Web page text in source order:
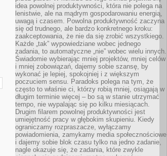
idea powolnej produktywności, która nie polega na
lenistwie, ale na mądrym gospodarowaniu energią,
uwagą i czasem. Powolna produktywność zaczyna
się od trudnego, ale bardzo konkretnego kroku:
zaakceptowania, że nie da się zrobić wszystkiego.
Każde „tak” wypowiedziane wobec jednego
zadania, to automatyczne „nie” wobec wielu innych.
Świadomie wybierając mniej projektów, mniej celów
i mniej zobowiązań, dajemy sobie szansę, by
wykonać je lepiej, spokojniej i z większym
poczuciem sensu. Paradoks polega na tym, że
często to właśnie ci, którzy robią mniej, osiągają w
długim terminie więcej – bo są w stanie utrzymać
tempo, nie wypalając się po kilku miesiącach.
Drugim filarem powolnej produktywności jest
umiejętność pracy w głębokim skupieniu. Kiedy
ograniczamy rozpraszacze, wyłączamy
powiadomienia, zamykamy media społecznościowe
i dajemy sobie blok czasu tylko na jedno zadanie,
nagle okazuje się, że zadania, które zwykle